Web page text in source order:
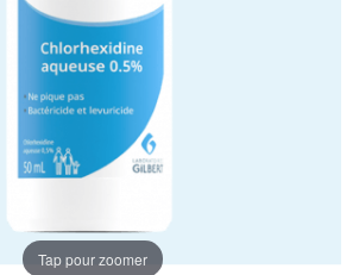
Tap pour zoomer